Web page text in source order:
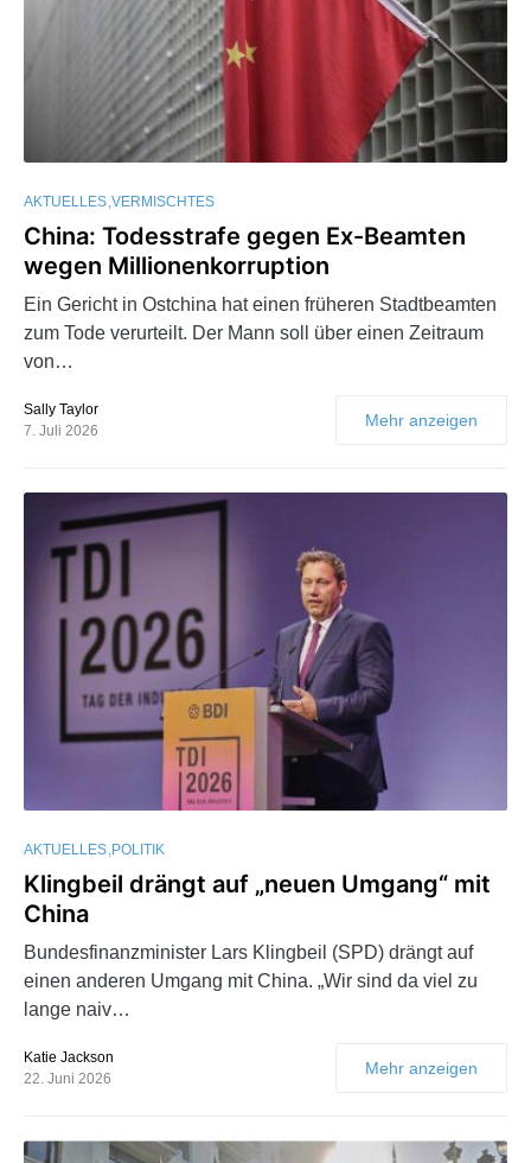
AKTUELLES VERMISCHTES
China: Todesstrafe gegen Ex-Beamten
wegen Millionenkorruption
Ein Gericht in Ostchina hat einen früheren Stadtbeamten
zum Tode verurteilt. Der Mann soll über einen Zeitraum
von…
Sally Taylor
7. Juli 2026
Mehr anzeigen
AKTUELLES POLITIK
Klingbeil drängt auf „neuen Umgang“ mit
China
Bundesfinanzminister Lars Klingbeil (SPD) drängt auf
einen anderen Umgang mit China. „Wir sind da viel zu
lange naiv…
Katie Jackson
22. Juni 2026
Mehr anzeigen